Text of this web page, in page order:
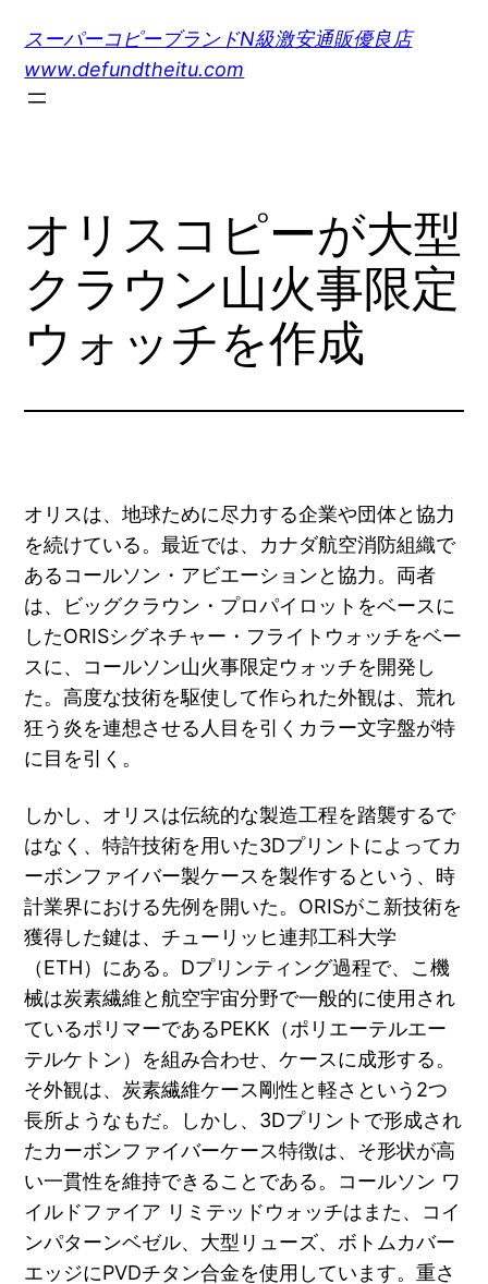
スーパーコピーブランドN級激安通販優良店
www.defundtheitu.com
オリスコピーが大型
クラウン山火事限定
ウォッチを作成
オリスは、地球ために尽力する企業や団体と協力
を続けている。最近では、カナダ航空消防組織で
あるコールソン・アビエーションと協力。両者
は、ビッグクラウン・プロパイロットをベースに
したORISシグネチャー・フライトウォッチをベー
スに、コールソン山火事限定ウォッチを開発し
た。高度な技術を駆使して作られた外観は、荒れ
狂う炎を連想させる人目を引くカラー文字盤が特
に目を引く。
しかし、オリスは伝統的な製造工程を踏襲するで
はなく、特許技術を用いた3Dプリントによってカ
ーボンファイバー製ケースを製作するという、時
計業界における先例を開いた。ORISがこ新技術を
獲得した鍵は、チューリッヒ連邦工科大学
（ETH）にある。Dプリンティング過程で、こ機
械は炭素繊維と航空宇宙分野で一般的に使用され
ているポリマーであるPEKK（ポリエーテルエー
テルケトン）を組み合わせ、ケースに成形する。
そ外観は、炭素繊維ケース剛性と軽さという2つ
長所ようなもだ。しかし、3Dプリントで形成され
たカーボンファイバーケース特徴は、そ形状が高
い一貫性を維持できることである。コールソン ワ
イルドファイア リミテッドウォッチはまた、コイ
ンパターンベゼル、大型リューズ、ボトムカバー
エッジにPVDチタン合金を使用しています。重さ